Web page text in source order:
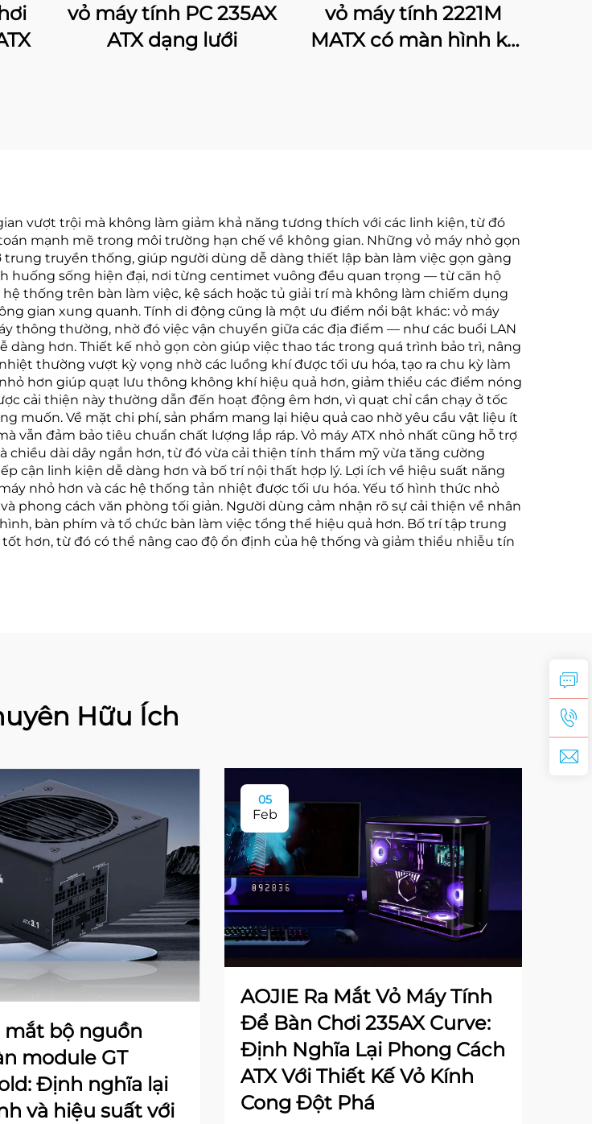
vỏ máy tính PC 235AX
ATX dạng lưới
vỏ máy tính 2221M
MATX có màn hình kỹ
vượt trội mà không làm giảm khả năng tương thích với các linh kiện, từ đó
mạnh mẽ trong môi trường hạn chế về không gian. Những vỏ máy nhỏ gọn
truyền thống, giúp người dùng dễ dàng thiết lập bàn làm việc gọn gàng
huống sống hiện đại, nơi từng centimet vuông đều quan trọng — từ căn hộ
thống trên bàn làm việc, kệ sách hoặc tủ giải trí mà không làm chiếm dụng
gian xung quanh. Tính di động cũng là một ưu điểm nổi bật khác: vỏ máy
thông thường, nhờ đó việc vận chuyển giữa các địa điểm — như các buổi LAN
hơn. Thiết kế nhỏ gọn còn giúp việc thao tác trong quá trình bảo trì, nâng
thường vượt kỳ vọng nhờ các luồng khí được tối ưu hóa, tạo ra chu kỳ làm
hơn giúp quạt lưu thông không khí hiệu quả hơn, giảm thiểu các điểm nóng
cải thiện này thường dẫn đến hoạt động êm hơn, vì quạt chỉ cần chạy ở tốc
muốn. Về mặt chi phí, sản phẩm mang lại hiệu quả cao nhờ yêu cầu vật liệu ít
vẫn đảm bảo tiêu chuẩn chất lượng lắp ráp. Vỏ máy ATX nhỏ nhất cũng hỗ trợ
dài dây ngắn hơn, từ đó vừa cải thiện tính thẩm mỹ vừa tăng cường
cận linh kiện dễ dàng hơn và bố trí nội thất hợp lý. Lợi ích về hiệu suất năng
nhỏ hơn và các hệ thống tản nhiệt được tối ưu hóa. Yếu tố hình thức nhỏ
phong cách văn phòng tối giản. Người dùng cảm nhận rõ sự cải thiện về nhân
bàn phím và tổ chức bàn làm việc tổng thể hiệu quả hơn. Bố trí tập trung
hơn, từ đó có thể nâng cao độ ổn định của hệ thống và giảm thiểu nhiễu tín
Hữu Ích
mắt bộ nguồn
module GT
Định nghĩa lại
và hiệu suất với
05
Feb
AOJIE Ra Mắt Vỏ Máy Tính
Để Bàn Chơi 235AX Curve:
Định Nghĩa Lại Phong Cách
ATX Với Thiết Kế Vỏ Kính
Cong Đột Phá